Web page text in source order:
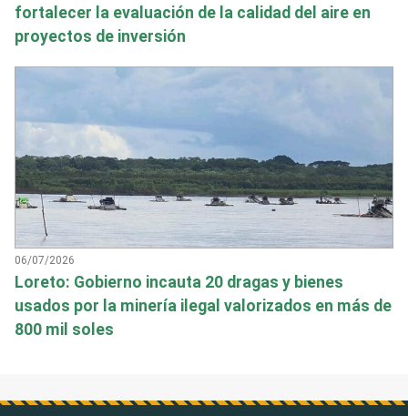
fortalecer la evaluación de la calidad del aire en
proyectos de inversión
06/07/2026
Loreto: Gobierno incauta 20 dragas y bienes
usados por la minería ilegal valorizados en más de
800 mil soles